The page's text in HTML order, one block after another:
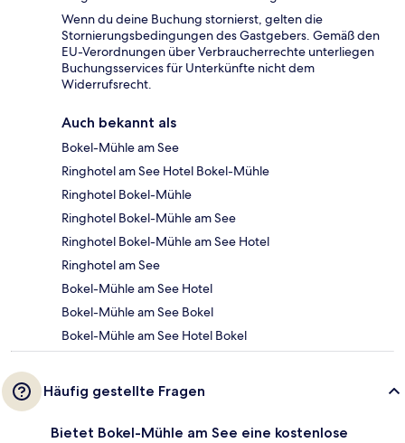
Wenn du deine Buchung stornierst, gelten die
Stornierungsbedingungen des Gastgebers. Gemäß den
EU-Verordnungen über Verbraucherrechte unterliegen
Buchungsservices für Unterkünfte nicht dem
Widerrufsrecht.
Auch bekannt als
Bokel-Mühle am See
Ringhotel am See Hotel Bokel-Mühle
Ringhotel Bokel-Mühle
Ringhotel Bokel-Mühle am See
Ringhotel Bokel-Mühle am See Hotel
Ringhotel am See
Bokel-Mühle am See Hotel
Bokel-Mühle am See Bokel
Bokel-Mühle am See Hotel Bokel
Häufig gestellte Fragen
Bietet Bokel-Mühle am See eine kostenlose